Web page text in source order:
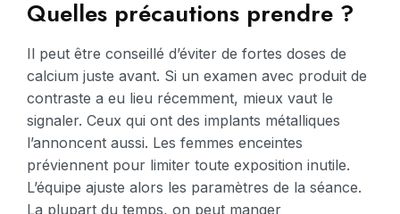
Quelles précautions prendre ?
Il peut être conseillé d’éviter de fortes doses de
calcium juste avant. Si un examen avec produit de
contraste a eu lieu récemment, mieux vaut le
signaler. Ceux qui ont des implants métalliques
l’annoncent aussi. Les femmes enceintes
préviennent pour limiter toute exposition inutile.
L’équipe ajuste alors les paramètres de la séance.
La plupart du temps, on peut manger